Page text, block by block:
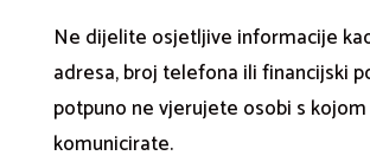
Ne dijelite osjetljive informacije
adresa, broj telefona ili financijski
potpuno ne vjerujete osobi s kojom
komunicirate.